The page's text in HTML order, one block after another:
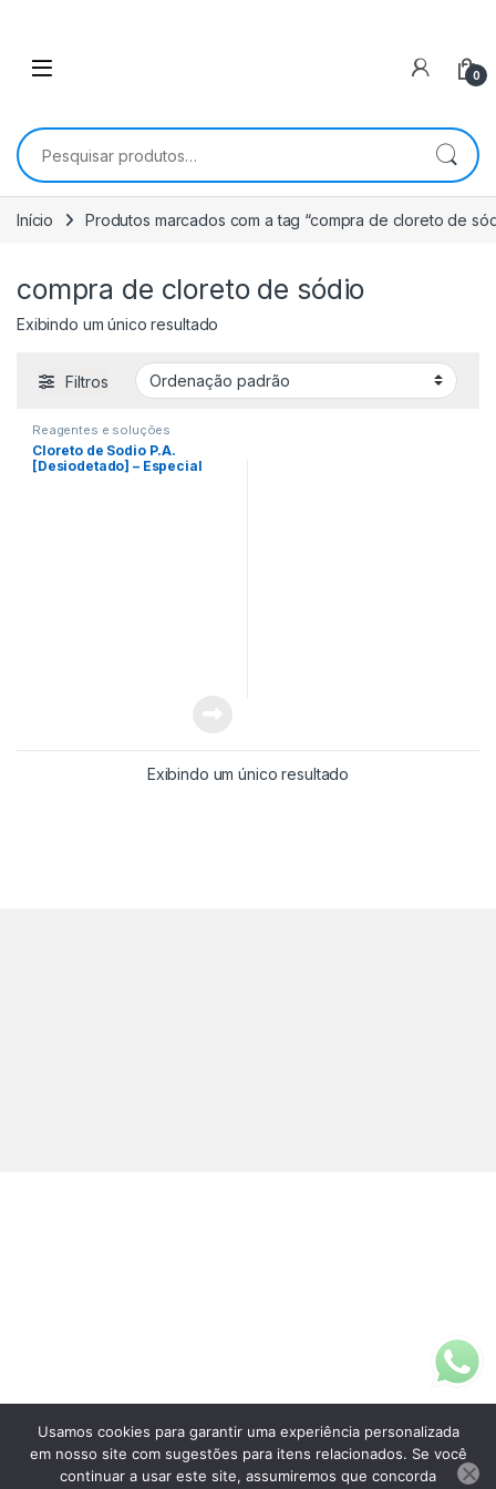
0
Pesquisar por:
Início Produtos marcados com a tag “compra de cloreto de
compra de cloreto de sódio
Exibindo um único resultado
Filtros
Reagentes e soluções
Cloreto de Sodio P.A.
[Desiodetado] – Especial
Exibindo um único resultado
Fale Conosco
(11)3313-5200
Usamos cookies para garantir uma experiência personalizada
em nosso site com sugestões para itens relacionados. Se você
continuar a usar este site, assumiremos que concorda